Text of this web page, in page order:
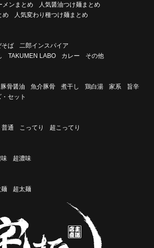
メンまとめ
人気醤油つけ麺まとめ
め
人気変わり種つけ麺まとめ
そば
二郎インスパイア
TAKUMEN LABO カレー その他
豚骨醤油 魚介豚骨 煮干し 鶏白湯 家系
旨辛
セット
普通 こってり 超こってり
超濃味
超太麺